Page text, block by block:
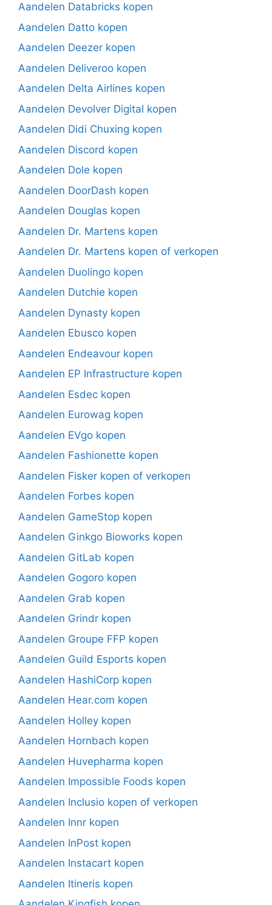
Aandelen Databricks kopen
Aandelen Datto kopen
Aandelen Deezer kopen
Aandelen Deliveroo kopen
Aandelen Delta Airlines kopen
Aandelen Devolver Digital kopen
Aandelen Didi Chuxing kopen
Aandelen Discord kopen
Aandelen Dole kopen
Aandelen DoorDash kopen
Aandelen Douglas kopen
Aandelen Dr. Martens kopen
Aandelen Dr. Martens kopen of verkopen
Aandelen Duolingo kopen
Aandelen Dutchie kopen
Aandelen Dynasty kopen
Aandelen Ebusco kopen
Aandelen Endeavour kopen
Aandelen EP Infrastructure kopen
Aandelen Esdec kopen
Aandelen Eurowag kopen
Aandelen EVgo kopen
Aandelen Fashionette kopen
Aandelen Fisker kopen of verkopen
Aandelen Forbes kopen
Aandelen GameStop kopen
Aandelen Ginkgo Bioworks kopen
Aandelen GitLab kopen
Aandelen Gogoro kopen
Aandelen Grab kopen
Aandelen Grindr kopen
Aandelen Groupe FFP kopen
Aandelen Guild Esports kopen
Aandelen HashiCorp kopen
Aandelen Hear.com kopen
Aandelen Holley kopen
Aandelen Hornbach kopen
Aandelen Huvepharma kopen
Aandelen Impossible Foods kopen
Aandelen Inclusio kopen of verkopen
Aandelen Innr kopen
Aandelen InPost kopen
Aandelen Instacart kopen
Aandelen Itineris kopen